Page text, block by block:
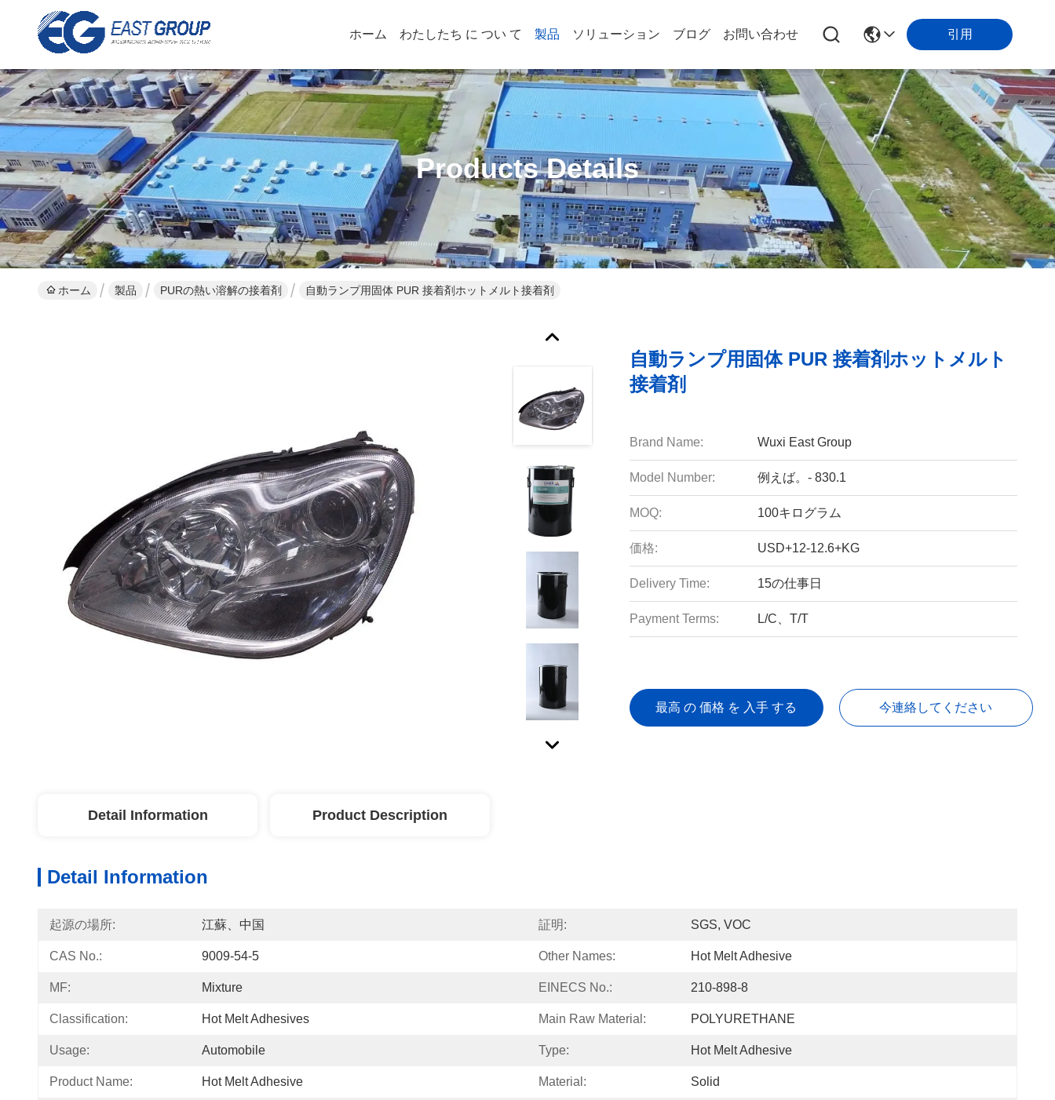
ホーム わたしたち に つい て 製品 ソリューション ブログ お問い合わせ 引用
Products Details
ホーム 製品 PURの熱い溶解の接着剤 自動ランプ用固体 PUR 接着剤ホットメルト接着剤
自動ランプ用固体 PUR 接着剤ホットメルト
接着剤
Brand Name: Wuxi East Group
Model Number: 例えば。- 830.1
MOQ: 100キログラム
価格: USD+12-12.6+KG
Delivery Time: 15の仕事日
Payment Terms: L/C、T/T
最高 の 価格 を 入手 する 今連絡してください
Detail Information Product Description
Detail Information
起源の場所: 江蘇、中国 証明: SGS, VOC
CAS No.: 9009-54-5 Other Names: Hot Melt Adhesive
MF: Mixture EINECS No.: 210-898-8
Classification: Hot Melt Adhesives Main Raw Material: POLYURETHANE
Usage: Automobile Type: Hot Melt Adhesive
Product Name: Hot Melt Adhesive Material: Solid